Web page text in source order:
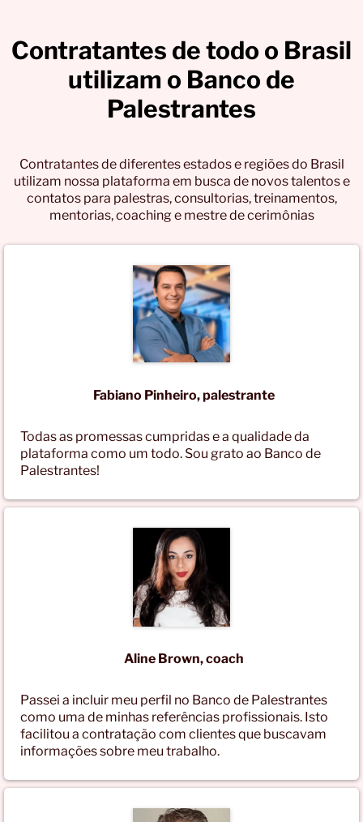
Contratantes de todo o Brasil
utilizam o Banco de
Palestrantes
Contratantes de diferentes estados e regiões do Brasil
utilizam nossa plataforma em busca de novos talentos e
contatos para palestras, consultorias, treinamentos,
mentorias, coaching e mestre de cerimônias
Fabiano Pinheiro, palestrante
Todas as promessas cumpridas e a qualidade da
plataforma como um todo. Sou grato ao Banco de
Palestrantes!
Aline Brown, coach
Passei a incluir meu perfil no Banco de Palestrantes
como uma de minhas referências profissionais. Isto
facilitou a contratação com clientes que buscavam
informações sobre meu trabalho.